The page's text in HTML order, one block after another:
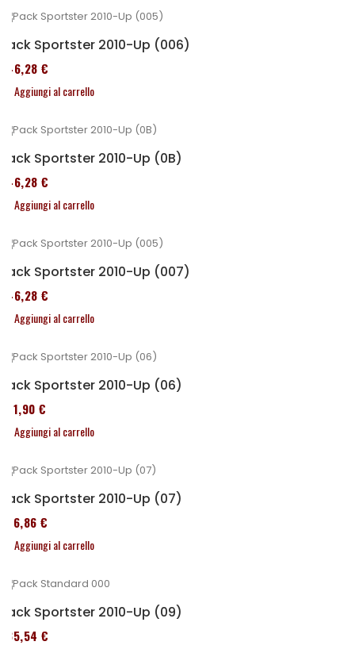
Pack Sportster 2010-Up (006)
246,28 €
Aggiungi al carrello
Pack Sportster 2010-Up (0B)
246,28 €
Aggiungi al carrello
Pack Sportster 2010-Up (007)
246,28 €
Aggiungi al carrello
Pack Sportster 2010-Up (06)
371,90 €
Aggiungi al carrello
Pack Sportster 2010-Up (07)
276,86 €
Aggiungi al carrello
Pack Sportster 2010-Up (09)
235,54 €